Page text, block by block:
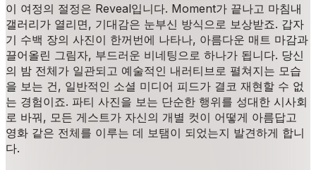
이 여정의 절정은 Reveal입니다. Moment가 끝나고 마침내
갤러리가 열리면, 기대감은 눈부신 방식으로 보상받죠. 갑자
기 수백 장의 사진이 한꺼번에 나타나, 아름다운 매트 마감과
끌어올린 그림자, 부드러운 비네팅으로 하나가 됩니다. 당신
의 밤 전체가 일관되고 예술적인 내러티브로 펼쳐지는 모습
을 보는 건, 일반적인 소셜 미디어 피드가 결코 재현할 수 없
는 경험이죠. 파티 사진을 보는 단순한 행위를 성대한 시사회
로 바꿔, 모든 게스트가 자신의 개별 컷이 어떻게 아름답고
영화 같은 전체를 이루는 데 보탬이 되었는지 발견하게 합니
다.